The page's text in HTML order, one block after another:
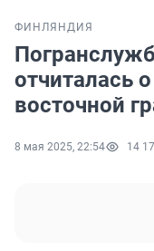
ФИНЛЯНДИЯ
отчиталась
восточной
8 мая 2025, 22:54 14